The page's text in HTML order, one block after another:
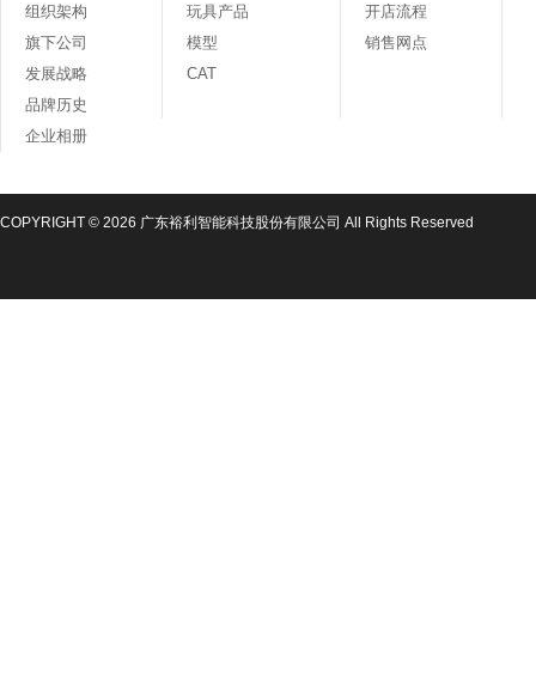
组织架构
旗下公司
发展战略
品牌历史
企业相册
玩具产品
模型
CAT
开店流程
销售网点
COPYRIGHT © 2026 广东裕利智能科技股份有限公司 All Rights Reserved